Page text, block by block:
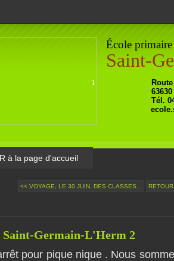
École
Saint-
Route
63630
Tél. 04 73
à la page d'accueil
<< VOYAGE, LE 30 JUIN, DES CLASSES...
Saint-Germain-L'Herm 2
pour pique nique . Nous